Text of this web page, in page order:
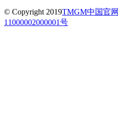
© Copyright 2019TMGM中国官网
11000002000001号